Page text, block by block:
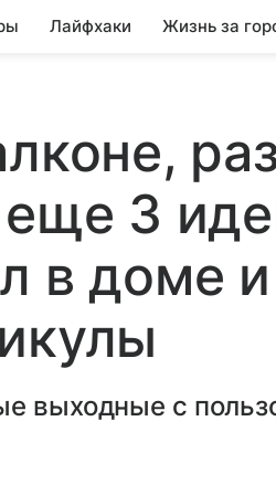
Лайфхаки Жизнь за
3
в доме
выходные с